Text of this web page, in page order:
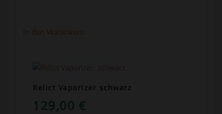
Relict Vaporizer schwarz
129,00 €